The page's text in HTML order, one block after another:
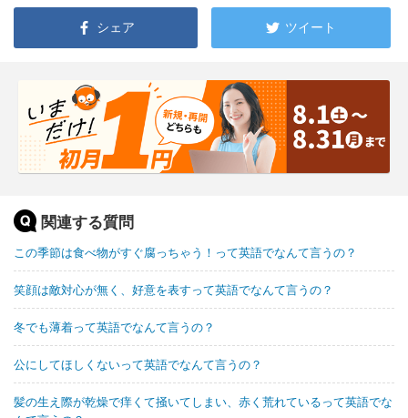
シェア ツイート
関連する質問
この季節は食べ物がすぐ腐っちゃう！って英語でなんて言うの？
笑顔は敵対心が無く、好意を表すって英語でなんて言うの？
冬でも薄着って英語でなんて言うの？
公にしてほしくないって英語でなんて言うの？
髪の生え際が乾燥で痒くて掻いてしまい、赤く荒れているって英語でな